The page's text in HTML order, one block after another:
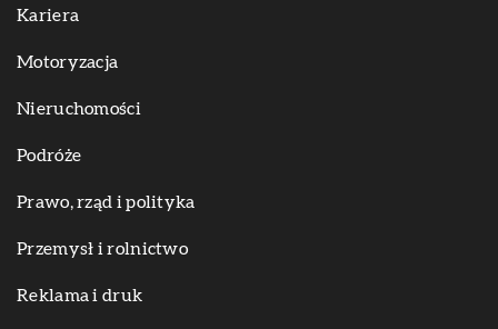
Kariera
Motoryzacja
Nieruchomości
Podróże
Prawo, rząd i polityka
Przemysł i rolnictwo
Reklama i druk